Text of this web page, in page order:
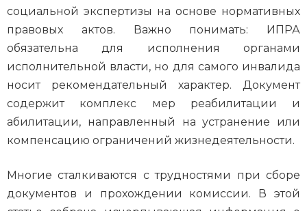
социальной экспертизы на основе нормативных
правовых актов. Важно понимать: ИПРА
обязательна для исполнения органами
исполнительной власти, но для самого инвалида
носит рекомендательный характер. Документ
содержит комплекс мер реабилитации и
абилитации, направленный на устранение или
компенсацию ограничений жизнедеятельности.
Многие сталкиваются с трудностями при сборе
документов и прохождении комиссии. В этой